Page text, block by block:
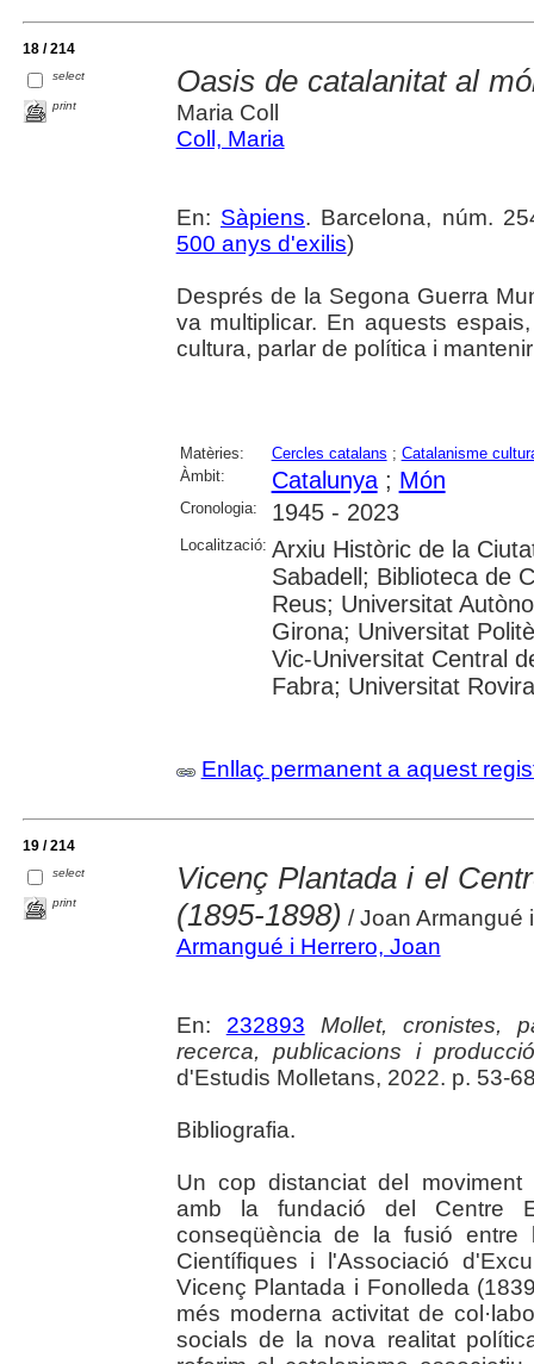
18 / 214
select
print
Oasis de catalanitat al
Maria Coll
Coll, Maria
En: Sàpiens. Barcelona, núm.
500 anys d'exilis)
Després de la Segona Guerra
va multiplicar. En aquests
cultura, parlar de política i
Matèries: Cercles catalans ; Catalanisme
Àmbit:
Catalunya; Món
Cronologia: 1945 - 2023
Localització: Arxiu Històric de la
Sabadell; Biblioteca de
Reus; Universitat
Girona; Universitat
Vic-Universitat Central
Fabra; Universitat
Enllaç permanent a aquest
19 / 214
select
print
Vicenç Plantada i el
(1895-1898) / Joan Armangué
Armangué i Herrero, Joan
En: 232893
Mollet, cronistes,
recerca, publicacions i
d'Estudis Molletans, 2022. p. 53-
Bibliografia.
Un cop distanciat del moviment
amb la fundació del Centre
conseqüència de la fusió entre
Científiques i l'Associació
Vicenç Plantada i Fonolleda
més moderna activitat de
socials de la nova realitat